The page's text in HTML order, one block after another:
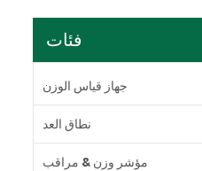
فئات
جهاز قياس الوزن
نطاق العد
مؤشر وزن & مراقب